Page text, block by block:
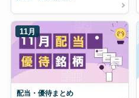
11月
配当・優待まとめ